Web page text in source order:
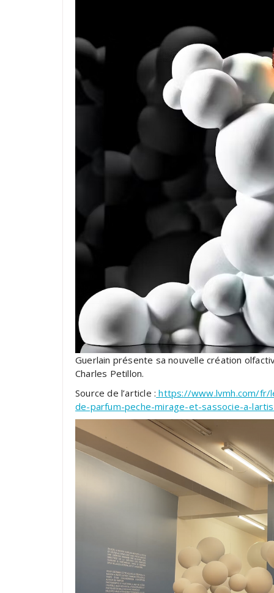
Guerlain présente sa nouvelle création
Charles Petillon.
Source de l’article : https://www.lvmh.com/fr/
de-parfum-peche-mirage-et-sassocie-a-